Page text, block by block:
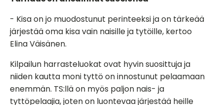
- Kisa on jo muodostunut perinteeksi ja on tärkeää
järjestää oma kisa vain naisille ja tytöille, kertoo
Elina Väisänen.
Kilpailun harrasteluokat ovat hyvin suosittuja ja
niiden kautta moni tyttö on innostunut pelaamaan
enemmän. TS:llä on myös paljon nais- ja
tyttöpelaajia, joten on luontevaa järjestää heille